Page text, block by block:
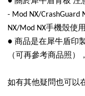
- Mod NX/CrashGuard
NX/Mod NX手機殼使用
● 商品是在犀牛盾印
（可再參考商品照）
如有其他疑問也可以